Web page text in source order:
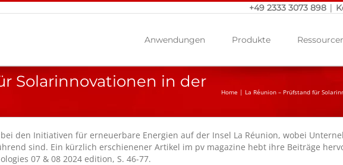
+49 2333 3073 898 |
Anwendungen Produkte
Solarinnovationen in der
Home | La Réunion – Prüfstand für
den Initiativen für erneuerbare Energien auf der Insel La Réunion, wobei
sind. Ein kürzlich erschienener Artikel im pv magazine hebt ihre Beiträge
07 & 08 2024 edition, S. 46-77.